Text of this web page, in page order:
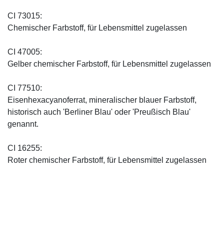
CI 73015:
Chemischer Farbstoff, für Lebensmittel zugelassen
CI 47005:
Gelber chemischer Farbstoff, für Lebensmittel zugelassen
CI 77510:
Eisenhexacyanoferrat, mineralischer blauer Farbstoff,
historisch auch 'Berliner Blau' oder 'Preußisch Blau'
genannt.
CI 16255:
Roter chemischer Farbstoff, für Lebensmittel zugelassen